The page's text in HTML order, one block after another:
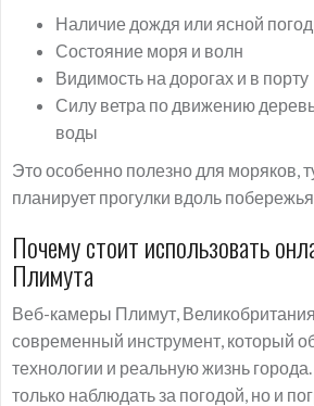
Наличие дождя или ясной
Состояние моря и волн
Видимость на дорогах и в порту
Силу ветра по движению
воды
Это особенно полезно для моряков,
планирует прогулки вдоль
Почему стоит использовать
Плимута
Веб-камеры Плимут,
современный инструмент, который
технологии и реальную жизнь
только наблюдать за погодой, но и